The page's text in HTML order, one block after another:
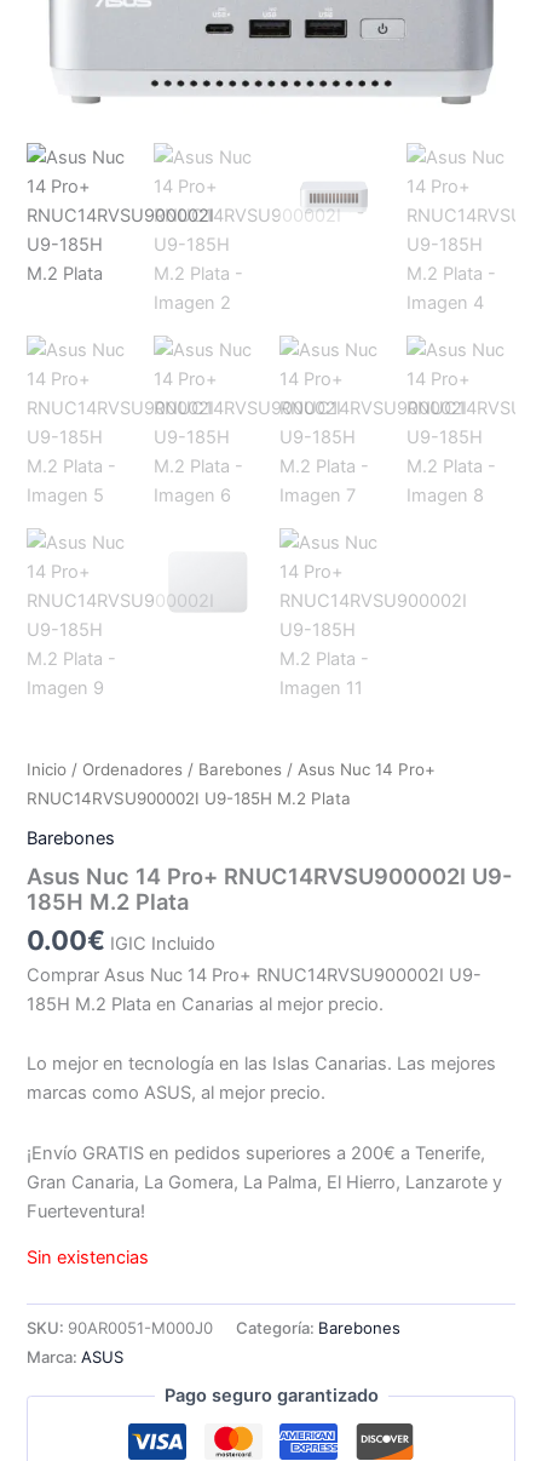
Inicio / Ordenadores / Barebones / Asus Nuc 14 Pro+
RNUC14RVSU900002I U9-185H M.2 Plata
Barebones
Asus Nuc 14 Pro+ RNUC14RVSU900002I U9-
185H M.2 Plata
0.00€ IGIC Incluido
Comprar Asus Nuc 14 Pro+ RNUC14RVSU900002I U9-
185H M.2 Plata en Canarias al mejor precio.
Lo mejor en tecnología en las Islas Canarias. Las mejores
marcas como ASUS, al mejor precio.
¡Envío GRATIS en pedidos superiores a 200€ a Tenerife,
Gran Canaria, La Gomera, La Palma, El Hierro, Lanzarote y
Fuerteventura!
Sin existencias
SKU: 90AR0051-M000J0 Categoría: Barebones
Marca:ASUS
Pago seguro garantizado